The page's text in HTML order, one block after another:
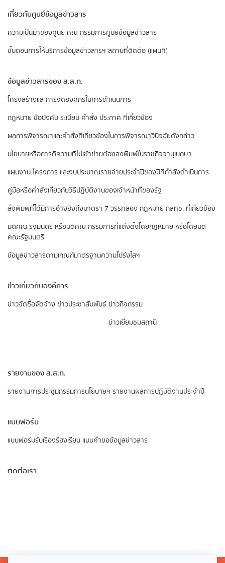
เกี่ยวกับศูนย์ข้อมูลข่าวสาร
ความเป็นมาของศูนย์ คณะกรรมการศูนย์ข้อมูลข่าวสาร
ขั้นตอนการให้บริการข้อมูลข่าวสารฯ สถานที่ติดต่อ (แผนที่)
ข้อมูลข่าวสารของ ส.ส.ท.
​โครงสร้างและการจัดองค์กรในการดำเนินการ
กฎหมาย ข้อบังคับ ระเบียบ คำสั่ง ประกาศ ที่เกี่ยวข้อง
ผลการพิจารณาและคำสั่งที่เกี่ยวข้องในการพิจารณาวินิจฉัยดังกล่าว
นโยบายหรือการตีความที่ไม่เข้าข่ายต้องลงพิมพ์ในราชกิจจานุเบกษา
แผนงาน โครงการ และงบประมาณรายจ่ายประจำปีของปีที่กำลังดำเนินการ
คู่มือหรือคำสั่งเกี่ยวกับวิธีปฏิบัติงานของเจ้าหน้าที่ของรัฐ
สิ่งพิมพ์ที่ได้มีการอ้างอิงถึงมาตรา 7 วรรคสอง กฎหมาย กสทช. ที่เกี่ยวข้อง
มติคณะรัฐมนตรี หรือมติคณะกรรมการที่แต่งตั้งโดยกฎหมาย หรือโดยมติ
คณะรัฐมนตรี
ข้อมูลข่าวสารตามเกณฑ์มาตรฐานความโปร่งใสฯ
ข่าวเกี่ยวกับองค์การ
ข่าวจัดซื้อจัดจ้าง ข่าวประชาสัมพันธ์ ข่าวกิจกรรม
ข่าวเยี่ยมชมสถานี
รายงานของ ส.ส.ท.
รายงานการประชุมกรรมการนโยบายฯ รายงานผลการปฏิบัติงานประจำปี
แบบฟอร์ม
แบบฟอร์มรับเรื่องร้องเรียน แบบคำขอข้อมูลข่าวสาร
ติดต่อเรา